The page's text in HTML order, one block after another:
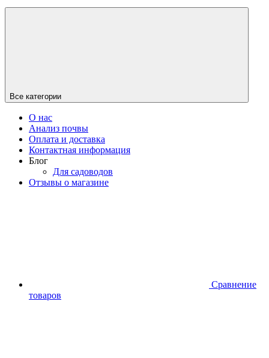
Все категории
О нас
Анализ почвы
Оплата и доставка
Контактная информация
Блог
Для садоводов
Отзывы о магазине
Сравнение
товаров